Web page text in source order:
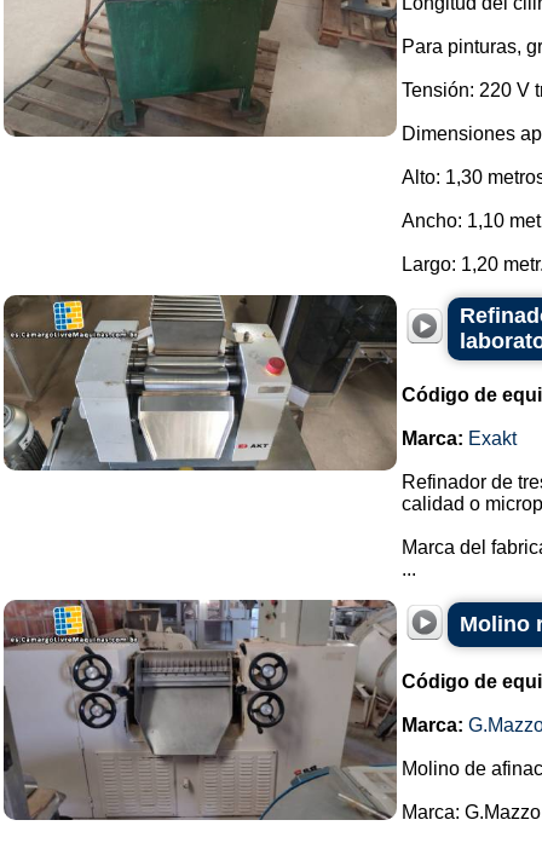
Para pinturas,
Tensión: 220 V
Dimensiones
Alto: 1,30
Ancho: 1,10
Largo: 1,20
Código de
Marca: Exakt
Refinador de
calidad o
Marca del
...
Molino
Código de
Marca:
Molino de
Marca: